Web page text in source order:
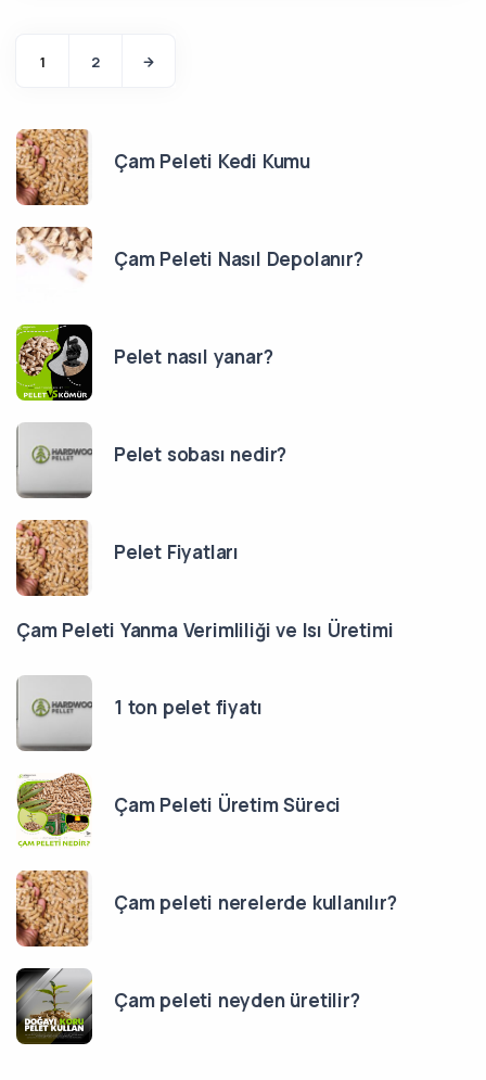
1 2
Çam Peleti Kedi Kumu
Çam Peleti Nasıl Depolanır?
Pelet nasıl yanar?
Pelet sobası nedir?
Pelet Fiyatları
Çam Peleti Yanma Verimliliği ve Isı Üretimi
1 ton pelet fiyatı
Çam Peleti Üretim Süreci
Çam peleti nerelerde kullanılır?
Çam peleti neyden üretilir?